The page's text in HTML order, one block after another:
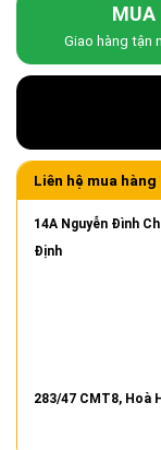
MUA
Giao hàng tận
Liên hệ mua
14A Nguyễn Đình
Định
283/47 CMT8, Hoà